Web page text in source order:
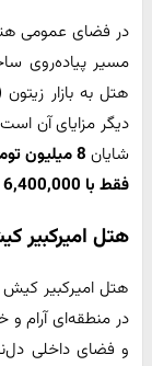
در فضای عمومی
مسیر پیاده‌روی
دیگر مزایای آن
شایان
فقط با 6,400,000 میلیون تومان
هتل امیرکبیر
هتل امیرکبیر
در منطقه‌ای آرام
و فضای داخلی